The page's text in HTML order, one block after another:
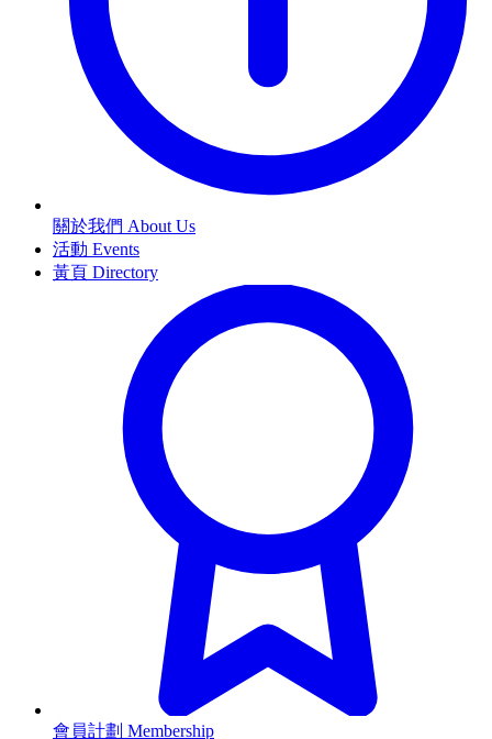
關於我們 About Us
活動 Events
黃頁 Directory
會員計劃 Membership